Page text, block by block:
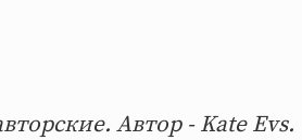
Автор - Kate Evs.